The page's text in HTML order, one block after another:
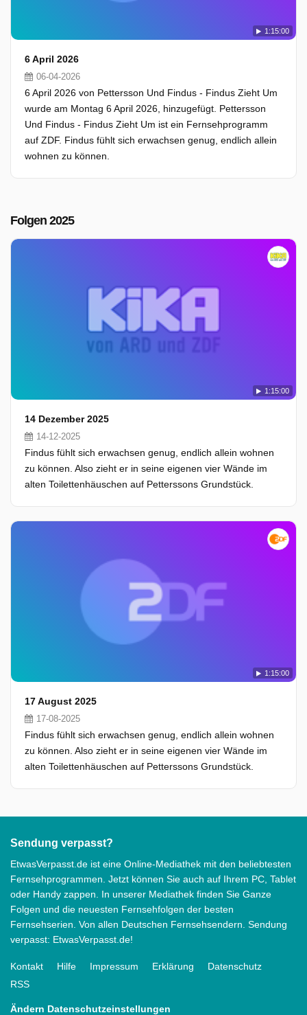
1:15:00
6 April 2026
06-04-2026
6 April 2026 von Pettersson Und Findus - Findus Zieht Um
wurde am Montag 6 April 2026, hinzugefügt. Pettersson
Und Findus - Findus Zieht Um ist ein Fernsehprogramm
auf ZDF. Findus fühlt sich erwachsen genug, endlich allein
wohnen zu können.
Folgen 2025
1:15:00
14 Dezember 2025
14-12-2025
Findus fühlt sich erwachsen genug, endlich allein wohnen
zu können. Also zieht er in seine eigenen vier Wände im
alten Toilettenhäuschen auf Petterssons Grundstück.
1:15:00
17 August 2025
17-08-2025
Findus fühlt sich erwachsen genug, endlich allein wohnen
zu können. Also zieht er in seine eigenen vier Wände im
alten Toilettenhäuschen auf Petterssons Grundstück.
Sendung verpasst?
EtwasVerpasst.de ist eine Online-Mediathek mit den beliebtesten
Fernsehprogrammen. Jetzt können Sie auch auf Ihrem PC, Tablet
oder Handy zappen. In unserer Mediathek finden Sie Ganze
Folgen und die neuesten Fernsehfolgen der besten
Fernsehserien. Von allen Deutschen Fernsehsendern. Sendung
verpasst: EtwasVerpasst.de!
Kontakt Hilfe Impressum Erklärung
Datenschutz
RSS
Ändern Datenschutzeinstellungen